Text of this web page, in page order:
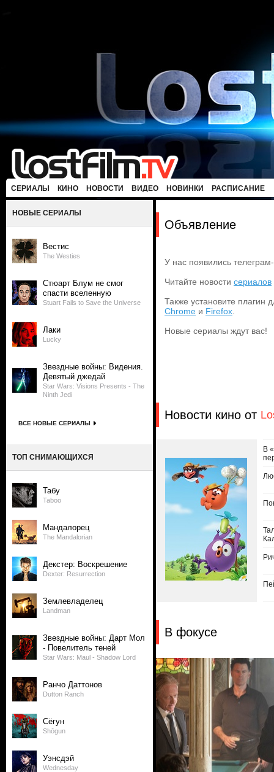
СЕРИАЛЫ КИНО НОВОСТИ ВИДЕО НОВИНКИ РАСПИСАНИЕ
НОВЫЕ СЕРИАЛЫ
Вестис
The Westies
Стюарт Блум не смог
спасти вселенную
Stuart Fails to Save the Universe
Лаки
Lucky
Звездные войны: Видения.
Девятый джедай
Star Wars: Visions Presents - The
Ninth Jedi
ВСЕ НОВЫЕ СЕРИАЛЫ
ТОП СНИМАЮЩИХСЯ
Табу
Taboo
Мандалорец
The Mandalorian
Декстер: Воскрешение
Dexter: Resurrection
Землевладелец
Landman
Звездные войны: Дарт Мол
- Повелитель теней
Star Wars: Maul - Shadow Lord
Ранчо Даттонов
Dutton Ranch
Сёгун
Shōgun
Уэнсдэй
Wednesday
Объявление
У нас появились
Читайте новости сериалов
Также установите плагин
Chrome и Firefox
Новые сериалы ждут вас!
Новости кино от
В
В фокусе